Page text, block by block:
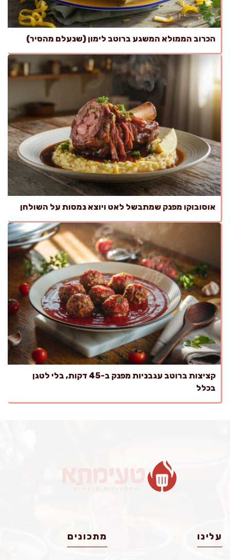
הכרוב הממולא המשגע ברוטב לימון (שנעלם מהסיר)
אוסובוקו מפנק שמתבשל לאט ויוצא נמסות על השולחן
קציצות ברוטב עגבניות מפנק ב-45 דקות, בלי לטגן
בכלל
עלינו מתכונים